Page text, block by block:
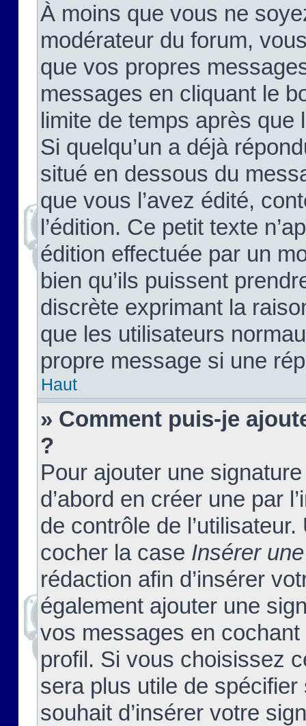
À moins que vous ne
modérateur du forum,
que vos propres
messages en cliquant le
limite de temps après que
Si quelqu’un a déjà
situé en dessous du
que vous l’avez édité,
l’édition. Ce petit texte
édition effectuée par un
bien qu’ils puissent
discrète exprimant la
que les utilisateurs
propre message si une
Haut
» Comment puis-je
?
Pour ajouter une
d’abord en créer une par
de contrôle de
cocher la case Insérer
rédaction afin d’insérer
également ajouter une
vos messages en
profil. Si vous choisissez
sera plus utile de
souhait d’insérer votre